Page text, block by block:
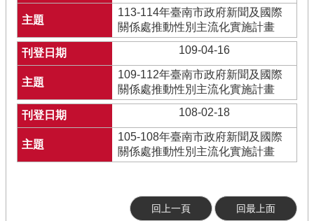
113-114年臺南市政府新聞及國際
關係處推動性別主流化實施計畫
109-04-16
109-112年臺南市政府新聞及國際
關係處推動性別主流化實施計畫
108-02-18
105-108年臺南市政府新聞及國際
關係處推動性別主流化實施計畫
回上一頁 回最上面